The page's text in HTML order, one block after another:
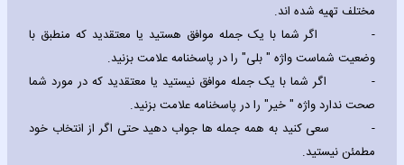
مختلف تهیه شده اند.
-
اگر شما با یک جمله موافق هستید یا معتقدید که منطبق با
وضعیت شماست واژه " بلی" را در پاسخنامه علامت بزنید.
-
اگر شما با یک جمله موافق نیستید یا معتقدید که در مورد شما
صحت ندارد واژه " خیر" را در پاسخنامه علامت بزنید.
-
سعی کنید به همه جمله ها جواب دهید حتی اگر از انتخاب خود
مطمئن نیستید.